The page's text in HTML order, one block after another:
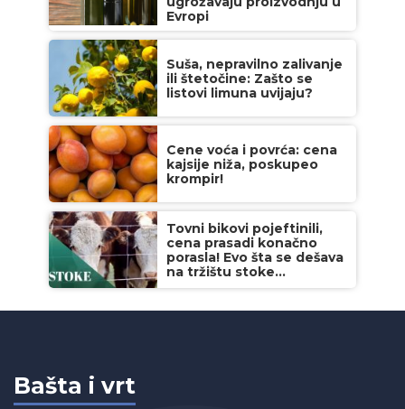
Evropi
Suša, nepravilno zalivanje
ili štetočine: Zašto se
listovi limuna uvijaju?
Cene voća i povrća: cena
kajsije niža, poskupeo
krompir!
Tovni bikovi pojeftinili,
cena prasadi konačno
porasla! Evo šta se dešava
na tržištu stoke...
Bašta i vrt